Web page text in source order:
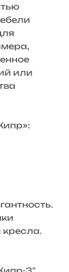
или
кресла.